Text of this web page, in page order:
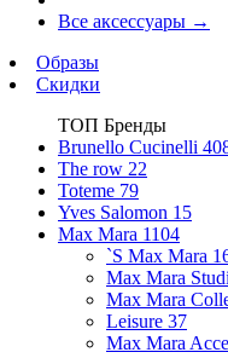
Все аксессуары →
Образы
Скидки
ТОП Бренды
Brunello Cucinelli
The row 22
Toteme 79
Yves Salomon 15
Max Mara 1104
`S Max Mara
Max Mara
Max Mara
Leisure 37
Max Mara